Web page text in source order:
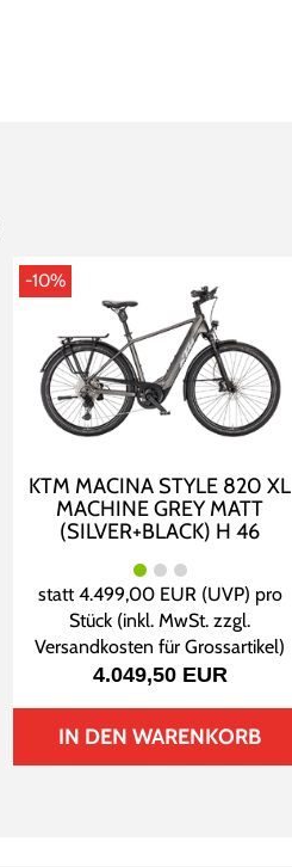
-10%
KTM MACINA STYLE 820 XL
MACHINE GREY MATT
(SILVER+BLACK) H 46
statt4.499,00 EUR(UVP) pro
Stück (inkl. MwSt. zzgl.
Versandkosten für Grossartikel)
4.049,50 EUR
IN DEN WARENKORB